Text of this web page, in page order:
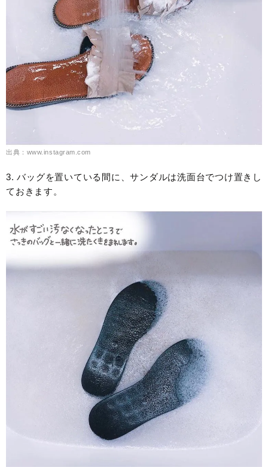
出典：www.instagram.com
3. バッグを置いている間に、サンダルは洗面台でつけ置きし
ておきます。